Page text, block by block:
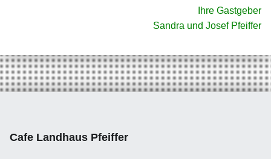
Ihre Gastgeber
Sandra und Josef Pfeiffer
Cafe Landhaus Pfeiffer